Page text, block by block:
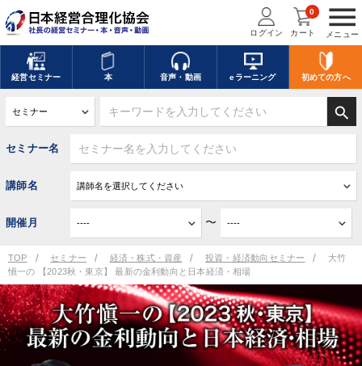
menu
メニュー
ログイン カート
0
経営セミナー 本 音声・動画 eラーニング 初めての方へ
search
セミナー名
講師名
開催月 〜
TOP セミナー 経済・株式・資産 投資・経済動向セミナー
大竹
愼一の 【2023秋・東京】 最新の金利動向と日本経済・相場